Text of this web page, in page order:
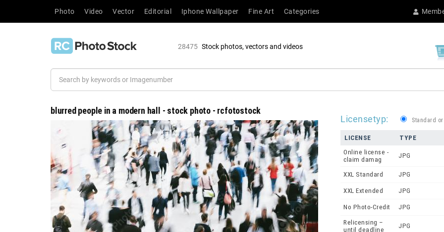
Photo Video Vector Editorial Iphone Wallpaper Fine Art Categories
28475 Stock photos, vectors and videos
blurred people in a modern hall - stock photo - rcfotostock
Licensetyp: Standard
LICENSE
TYPE
Online license -
claim damag
JPG
XXL Standard JPG
XXL Extended JPG
No Photo-Credit JPG
Relicensing –
until deadline
JPG